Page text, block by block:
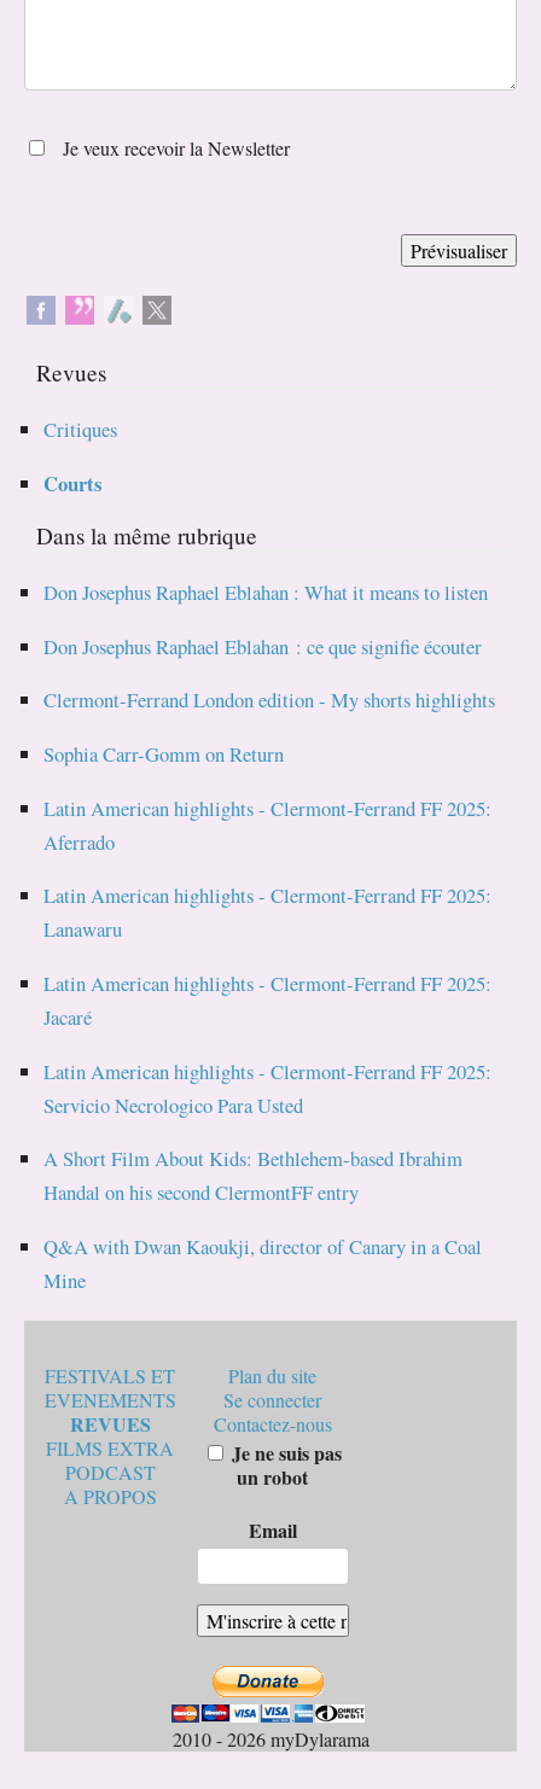
Je veux recevoir la Newsletter
Revues
Critiques
Courts
Dans la même rubrique
Don Josephus Raphael Eblahan : What it means to listen
Don Josephus Raphael Eblahan : ce que signifie écouter
Clermont-Ferrand London edition - My shorts highlights
Sophia Carr-Gomm on Return
Latin American highlights - Clermont-Ferrand FF 2025:
Aferrado
Latin American highlights - Clermont-Ferrand FF 2025:
Lanawaru
Latin American highlights - Clermont-Ferrand FF 2025:
Jacaré
Latin American highlights - Clermont-Ferrand FF 2025:
Servicio Necrologico Para Usted
A Short Film About Kids: Bethlehem-based Ibrahim
Handal on his second ClermontFF entry
Q&A with Dwan Kaoukji, director of Canary in a Coal
Mine
FESTIVALS ET
EVENEMENTS
REVUES
FILMS EXTRA
PODCAST
A PROPOS
Plan du site
Se connecter
Contactez-nous
Je ne suis pas
un robot
Email
2010 - 2026 myDylarama